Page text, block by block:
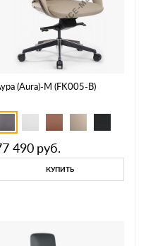
(Aura)-M (FK005-В)
490 руб.
КУПИТЬ